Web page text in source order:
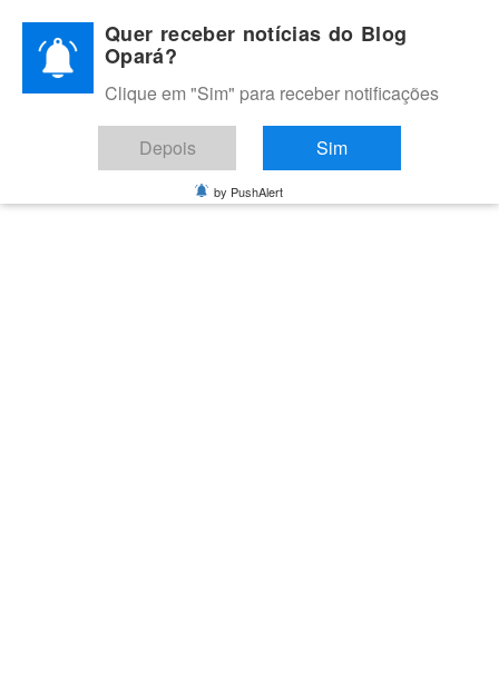
content
BLOG OPARÁ
Melhores notícias de Juazeiro, Petrolina e do Vale do São
Francisco
Quer receber notícias do Blog
Opará?
Clique em "Sim" para receber notificações
Depois Sim
by PushAlert